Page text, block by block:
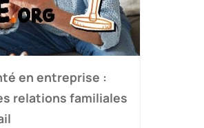
en entreprise :
relations familiales